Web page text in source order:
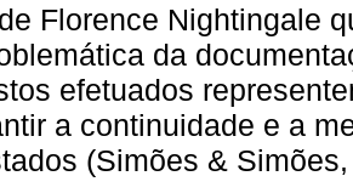
Florence Nightingale
da
efetuados
a continuidade e a
(Simões &